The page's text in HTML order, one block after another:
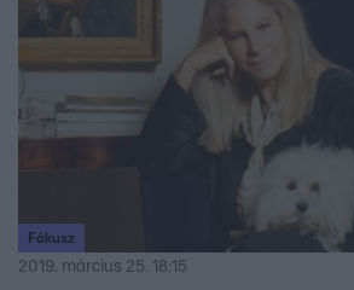
Fókusz
2019. március 25. 18:15